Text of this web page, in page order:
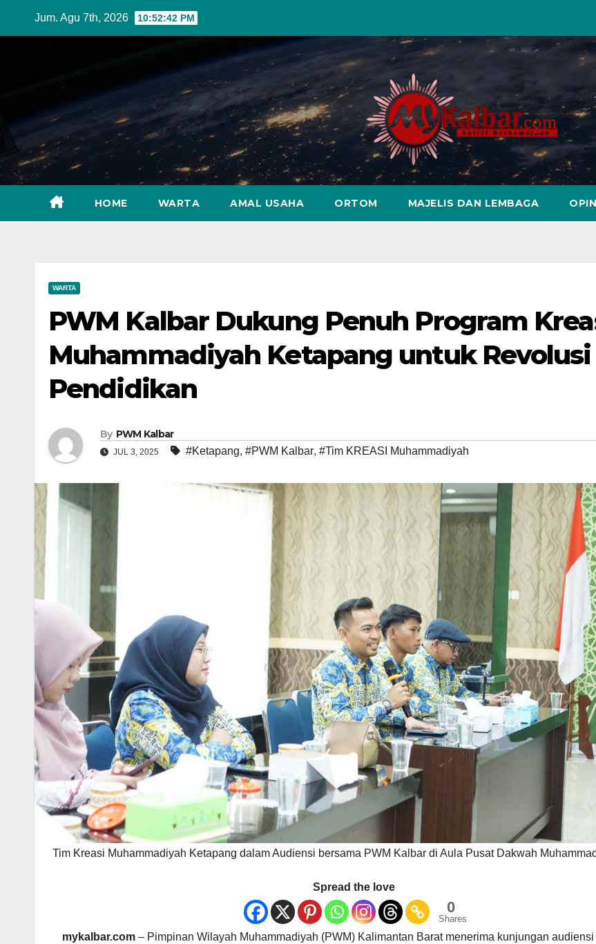
Jum. Agu 7th, 2026 10:52:43 PM
HOME WARTA AMAL USAHA ORTOM MAJELIS DAN LEMBAGA
WARTA
PWM Kalbar Dukung Penuh Program
Muhammadiyah Ketapang untuk Revolusi
Pendidikan
By PWM Kalbar
JUL 3, 2025 #Ketapang, #PWM Kalbar, #Tim KREASI Muhammadiyah
Tim Kreasi Muhammadiyah Ketapang dalam Audiensi bersama PWM Kalbar di Aula Pusat Dakwah
Spread the love
0
Shares
mykalbar.com – Pimpinan Wilayah Muhammadiyah (PWM) Kalimantan Barat menerima kunjungan audiensi